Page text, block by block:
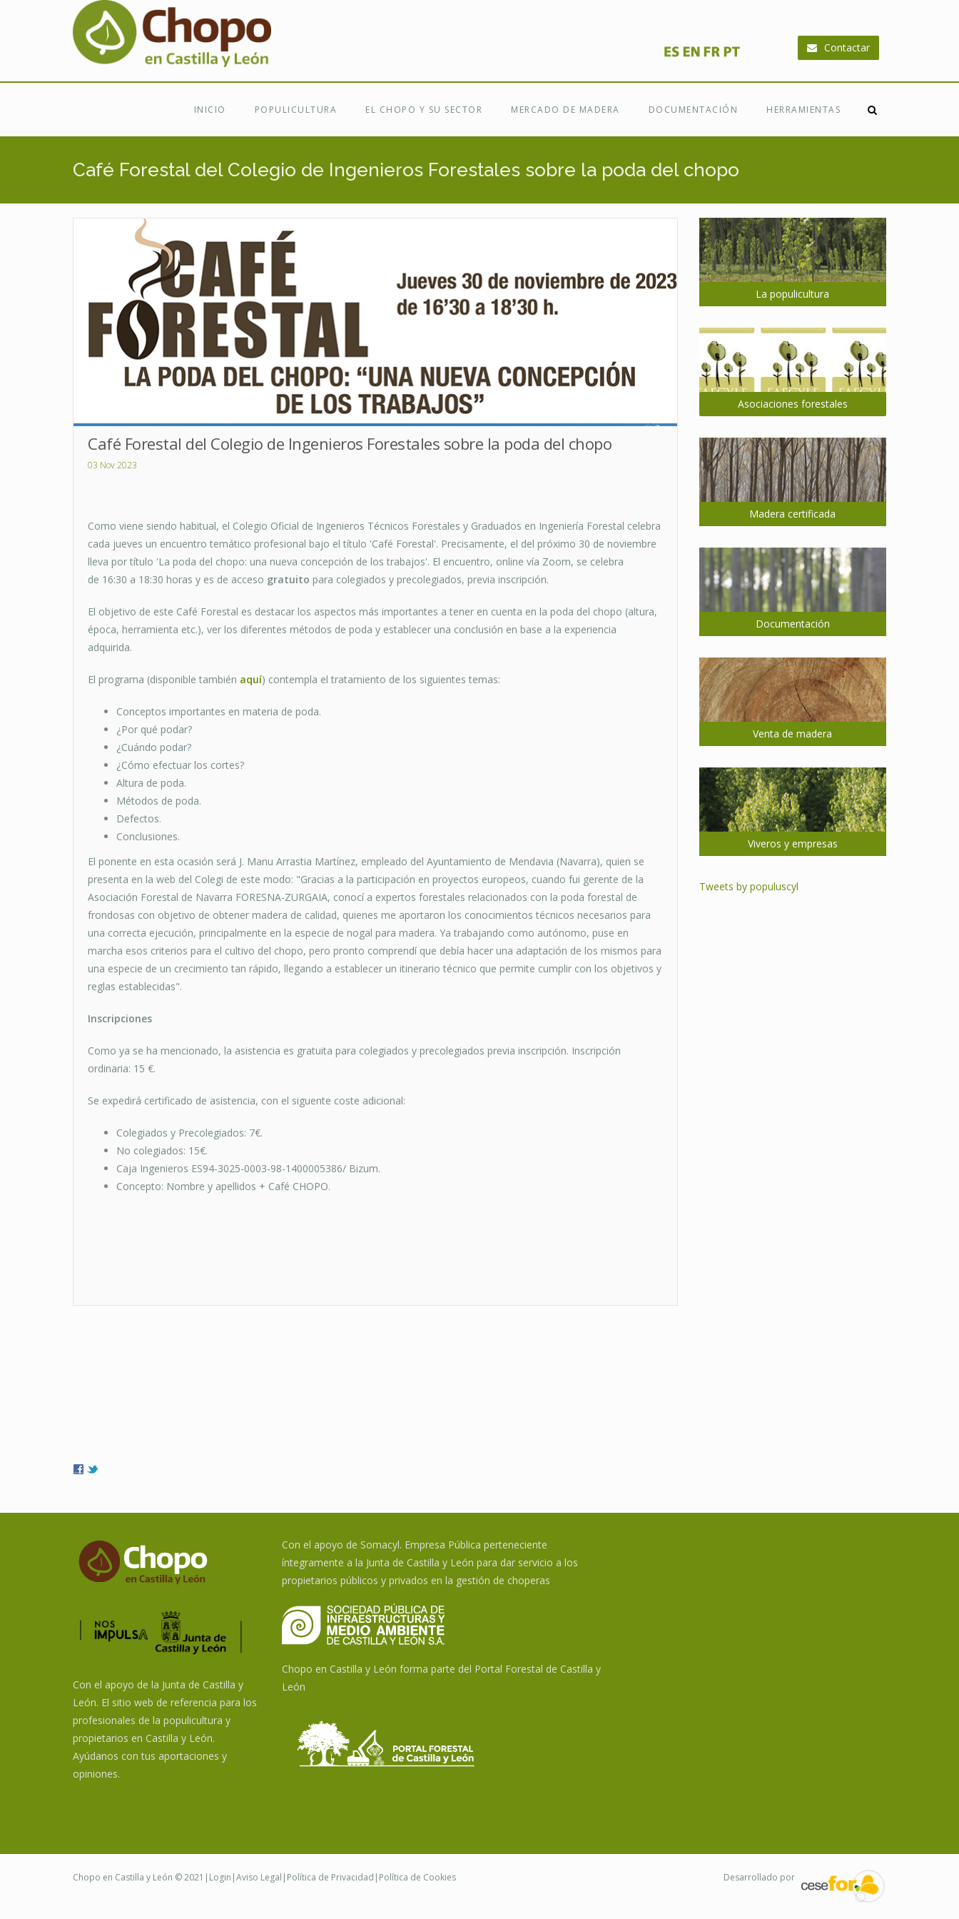
Ir al contenido principal
Contactar
INICIO POPULICULTURA EL CHOPO Y SU SECTOR MERCADO DE MADERA DOCUMENTACIÓN HERRAMIENTAS
Café Forestal del Colegio de Ingenieros Forestales sobre la poda del chopo
Café Forestal del Colegio de Ingenieros Forestales sobre la poda del chopo
03 Nov 2023
Como viene siendo habitual, el Colegio Oficial de Ingenieros Técnicos Forestales y Graduados en Ingeniería Forestal celebra
cada jueves un encuentro temático profesional bajo el título 'Café Forestal'. Precisamente, el del próximo 30 de noviembre
lleva por título 'La poda del chopo: una nueva concepción de los trabajos'. El encuentro, online vía Zoom, se celebra
de 16:30 a 18:30 horas y es de acceso gratuito para colegiados y precolegiados, previa inscripción.
El objetivo de este Café Forestal es destacar los aspectos más importantes a tener en cuenta en la poda del chopo (altura,
época, herramienta etc.), ver los diferentes métodos de poda y establecer una conclusión en base a la experiencia
adquirida.
El programa (disponible también aquí) contempla el tratamiento de los siguientes temas:
Conceptos importantes en materia de poda.
¿Por qué podar?
¿Cuándo podar?
¿Cómo efectuar los cortes?
Altura de poda.
Métodos de poda.
Defectos.
Conclusiones.
El ponente en esta ocasión será J. Manu Arrastia Martínez, empleado del Ayuntamiento de Mendavia (Navarra), quien se
presenta en la web del Colegi de este modo: "Gracias a la participación en proyectos europeos, cuando fui gerente de la
Asociación Forestal de Navarra FORESNA-ZURGAIA, conocí a expertos forestales relacionados con la poda forestal de
frondosas con objetivo de obtener madera de calidad, quienes me aportaron los conocimientos técnicos necesarios para
una correcta ejecución, principalmente en la especie de nogal para madera. Ya trabajando como autónomo, puse en
marcha esos criterios para el cultivo del chopo, pero pronto comprendí que debía hacer una adaptación de los mismos para
una especie de un crecimiento tan rápido, llegando a establecer un itinerario técnico que permite cumplir con los objetivos y
reglas establecidas".
Inscripciones
Como ya se ha mencionado, la asistencia es gratuita para colegiados y precolegiados previa inscripción. Inscripción
ordinaria: 15 €.
Se expedirá certificado de asistencia, con el siguente coste adicional:
Colegiados y Precolegiados: 7€.
No colegiados: 15€.
Caja Ingenieros ES94-3025-0003-98-1400005386/ Bizum.
Concepto: Nombre y apellidos + Café CHOPO.
La populicultura
Asociaciones forestales
Madera certificada
Documentación
Venta de madera
Viveros y empresas
Tweets by populuscyl
Con el apoyo de la Junta de Castilla y
León. El sitio web de referencia para los
profesionales de la populicultura y
propietarios en Castilla y León.
Ayúdanos con tus aportaciones y
opiniones.
Con el apoyo de Somacyl. Empresa Pública perteneciente
íntegramente a la Junta de Castilla y León para dar servicio a los
propietarios públicos y privados en la gestión de choperas
Chopo en Castilla y León forma parte del Portal Forestal de Castilla y
León
Chopo en Castilla y León © 2021| Login |Aviso Legal | Política de Privacidad | Política de Cookies Desarrollado por